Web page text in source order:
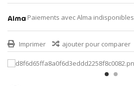
Paiements avec Alma indisponibles
Imprimer ajouter pour comparer